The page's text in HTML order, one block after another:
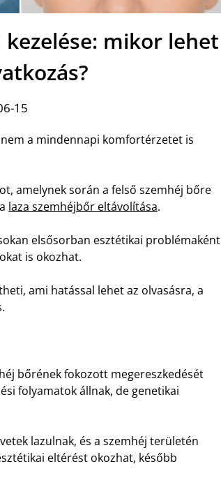
mikor lehet
15
a mindennapi komfortérzetet is
amelynek során a felső szemhéj bőre
laza szemhéjbőr eltávolítása.
elsősorban esztétikai problémaként
is okozhat.
ami hatással lehet az olvasásra, a
bőrének fokozott megereszkedését
folyamatok állnak, de genetikai
lazulnak, és a szemhéj területén
eltérést okozhat, később